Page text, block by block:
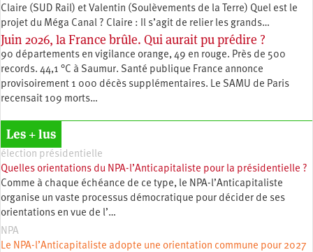
Claire (SUD Rail) et Valentin (Soulèvements de la Terre) Quel est le
projet du Méga Canal ? Claire : Il s’agit de relier les grands…
Juin 2026, la France brûle. Qui aurait pu prédire ?
90 départements en vigilance orange, 49 en rouge. Près de 500
records. 44,1 °C à Saumur. Santé publique France annonce
provisoirement 1 000 décès supplémentaires. Le SAMU de Paris
recensait 109 morts…
Les + lus
élection présidentielle
Quelles orientations du NPA-l’Anticapitaliste pour la présidentielle ?
Comme à chaque échéance de ce type, le NPA-l’Anticapitaliste
organise un vaste processus démocratique pour décider de ses
orientations en vue de l’…
NPA
Le NPA-l’Anticapitaliste adopte une orientation commune pour 2027